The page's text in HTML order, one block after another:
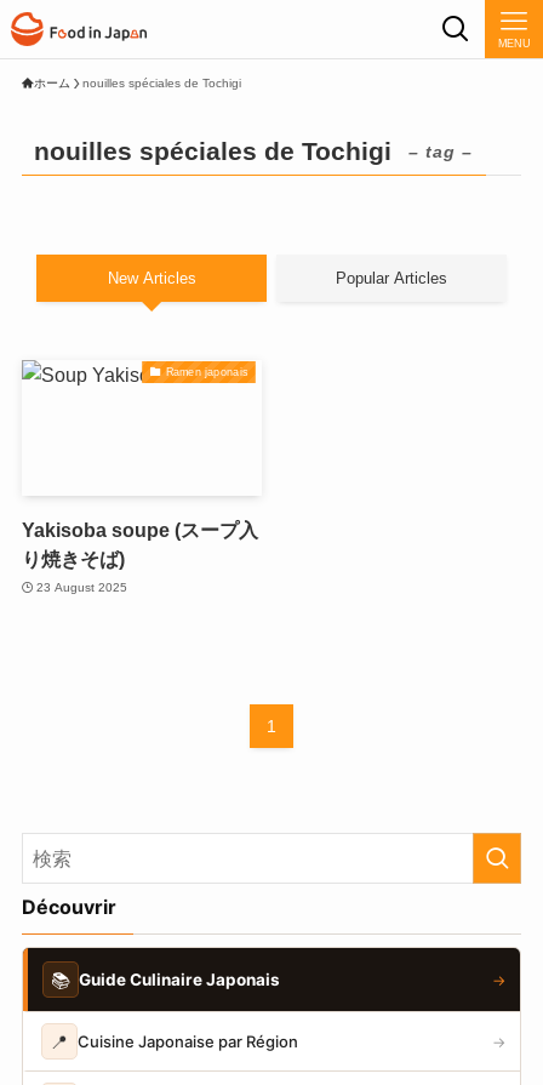
MENU
ホーム nouilles spéciales de Tochigi
nouilles spéciales de Tochigi – tag –
New Articles Popular Articles
Ramen japonais
Yakisoba soupe (スープ入
り焼きそば)
23 August 2025
1
Découvrir
📚 Guide Culinaire Japonais →
📍 Cuisine Japonaise par Région →